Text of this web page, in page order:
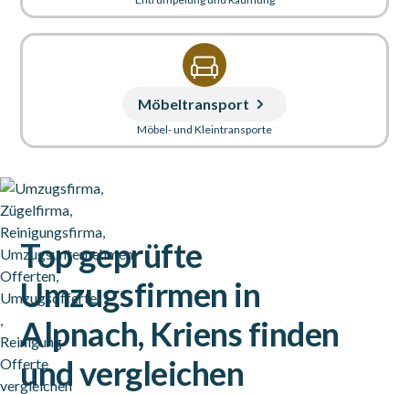
Möbeltransport
Möbel- und Kleintransporte
Top geprüfte
Umzugsfirmen in
Alpnach, Kriens finden
und vergleichen